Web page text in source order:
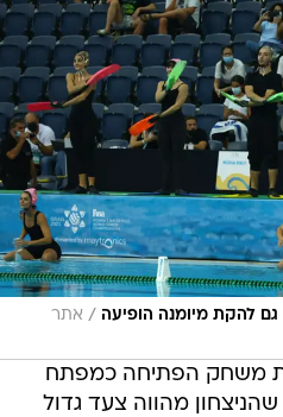
גם להקת מיומנה הופיעה / אתר
משחק הפתיחה כמפתח
מהווה צעד גדול